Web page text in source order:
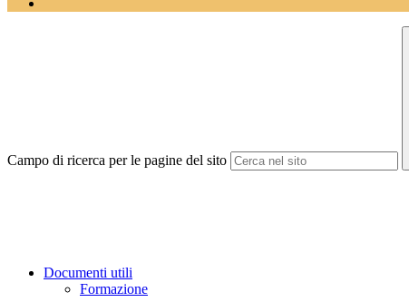
Campo di ricerca per le pagine del sito
Documenti utili
Formazione